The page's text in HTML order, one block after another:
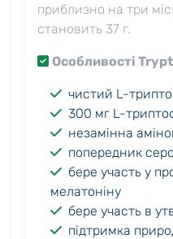
приблизно на три
становить 37 г.
Особливості
чистий L-
300 мг L-
незамінна
попередник
бере участь у
мелатоніну
бере участь в
підтримка